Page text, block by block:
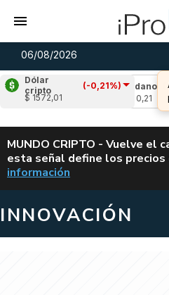
06/08/2026
Dólar
cripto
(-0,21%)
$ 1572,01
Cardano
ALERTA
MUNDO CRIPTO - Vuelve el
esta señal define los
información
INNOVACIÓN